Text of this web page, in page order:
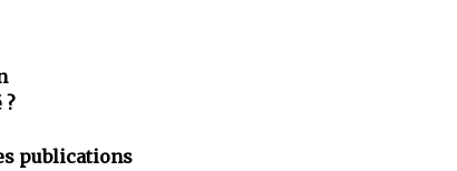
?
publications